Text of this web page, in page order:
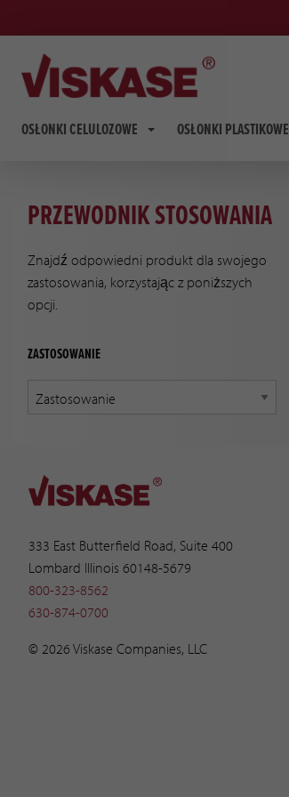
OSŁONKI CELULOZOWE OSŁONKI PLASTIKOWE
PRZEWODNIK STOSOWANIA
Znajdź odpowiedni produkt dla swojego
zastosowania, korzystając z poniższych
opcji.
ZASTOSOWANIE
333 East Butterfield Road, Suite 400
Lombard Illinois 60148-5679
800-323-8562
630-874-0700
© 2026 Viskase Companies, LLC